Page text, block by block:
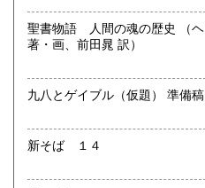
聖書物語 人間の魂の歴史 （ヘンドリック・ヴァン・ルーン
著・画、前田晁 訳）
九八とゲイブル（仮題） 準備稿
新そば １４